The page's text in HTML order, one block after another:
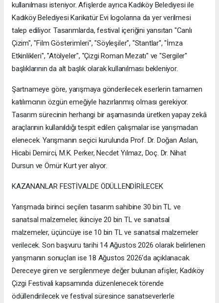
kullanılması isteniyor. Afişlerde ayrıca Kadıköy Belediyesi ile
Kadıköy Belediyesi Karikatür Evi logolarına da yer verilmesi
talep ediliyor. Tasarımlarda, festival içeriğini yansıtan "Canlı
Çizim", "Film Gösterimleri", "Söyleşiler", "Stantlar", "İmza
Etkinlikleri", "Atölyeler", "Çizgi Roman Mezatı" ve "Sergiler"
başlıklarının da alt başlık olarak kullanılması bekleniyor.
Şartnameye göre, yarışmaya gönderilecek eserlerin tamamen
katılımcının özgün emeğiyle hazırlanmış olması gerekiyor.
Tasarım sürecinin herhangi bir aşamasında üretken yapay zekâ
araçlarının kullanıldığı tespit edilen çalışmalar ise yarışmadan
elenecek. Yarışmanın seçici kurulunda Prof. Dr. Doğan Aslan,
Hicabi Demirci, M.K. Perker, Necdet Yılmaz, Doç. Dr. Nihat
Dursun ve Ömür Kurt yer alıyor.
KAZANANLAR FESTİVALDE ÖDÜLLENDİRİLECEK
Yarışmada birinci seçilen tasarım sahibine 30 bin TL ve
sanatsal malzemeler, ikinciye 20 bin TL ve sanatsal
malzemeler, üçüncüye ise 10 bin TL ve sanatsal malzemeler
verilecek. Son başvuru tarihi 14 Ağustos 2026 olarak belirlenen
yarışmanın sonuçları ise 18 Ağustos 2026'da açıklanacak.
Dereceye giren ve sergilenmeye değer bulunan afişler, Kadıköy
Çizgi Festivali kapsamında düzenlenecek törende
ödüllendirilecek ve festival süresince sanatseverlerle